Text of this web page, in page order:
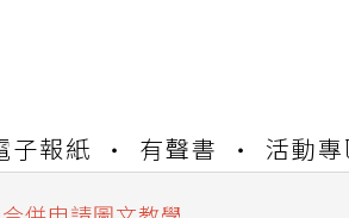
子報紙 有聲書 活動專
申請